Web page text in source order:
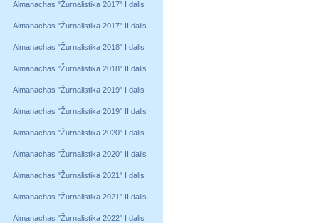
Almanachas "Žurnalistika 2017" I dalis
Almanachas "Žurnalistika 2017" II dalis
Almanachas "Žurnalistika 2018" I dalis
Almanachas "Žurnalistika 2018" II dalis
Almanachas "Žurnalistika 2019" I dalis
Almanachas "Žurnalistika 2019" II dalis
Almanachas "Žurnalistika 2020" I dalis
Almanachas "Žurnalistika 2020" II dalis
Almanachas "Žurnalistika 2021" I dalis
Almanachas "Žurnalistika 2021" II dalis
Almanachas "Žurnalistika 2022" I dalis